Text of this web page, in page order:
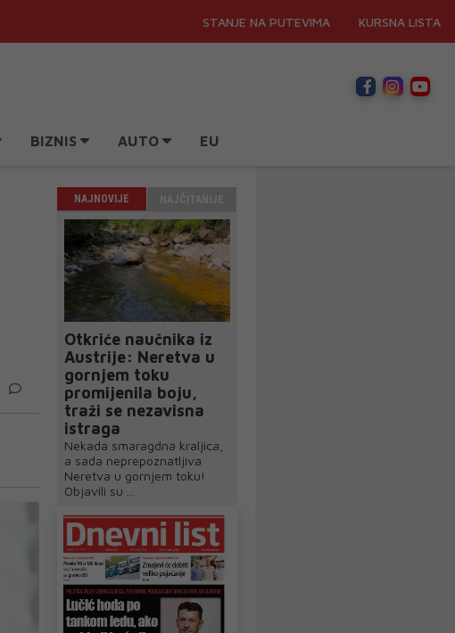
STANJE NA PUTEVIMA KURSNA LISTA
BIZNIS AUTO EU
NAJNOVIJE
Otkriće naučnika iz
Austrije: Neretva u
gornjem toku
promijenila boju,
traži se nezavisna
istraga
Nekada smaragdna kraljica,
a sada neprepoznatljiva
Neretva u gornjem toku!
Objavili su ...